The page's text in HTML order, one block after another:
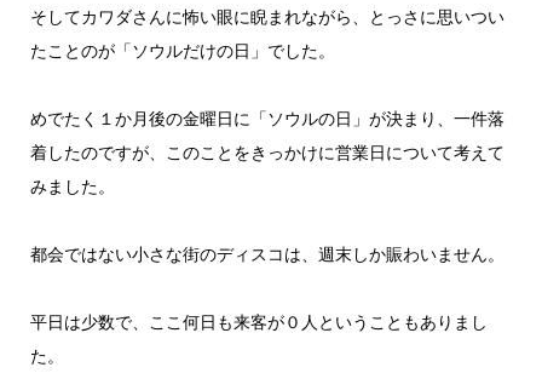
そしてカワダさんに怖い眼に睨まれながら、とっさに思いつい
たことのが「ソウルだけの日」でした。
めでたく１か月後の金曜日に「ソウルの日」が決まり、一件落
着したのですが、このことをきっかけに営業日について考えて
みました。
都会ではない小さな街のディスコは、週末しか賑わいません。
平日は少数で、ここ何日も来客が０人ということもありまし
た。